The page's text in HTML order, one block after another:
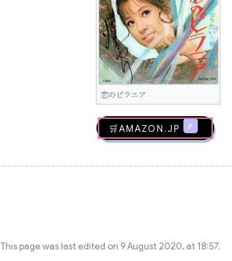
恋のピラニア
🛒AMAZON.jp
This page was last edited on 9 August 2020, at 18:57.